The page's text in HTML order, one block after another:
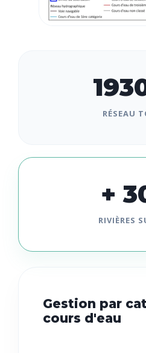
RÉSEAU
+
RIVIÈRES
Gestion par
cours d'eau